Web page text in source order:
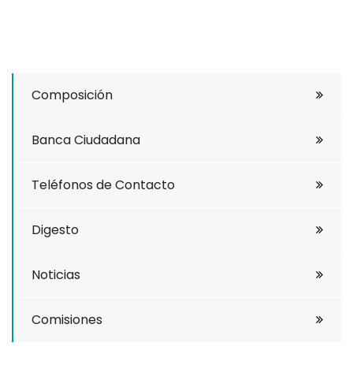
Composición
Banca Ciudadana
Teléfonos de Contacto
Digesto
Noticias
Comisiones